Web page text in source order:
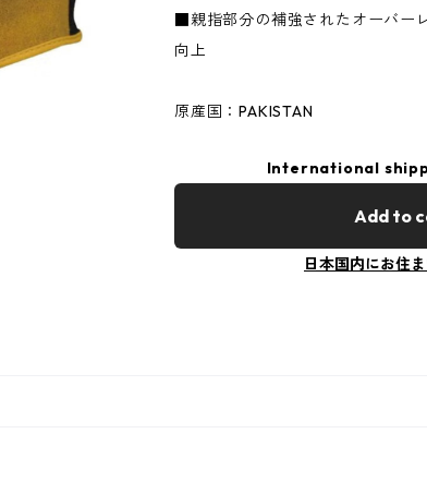
■親指部分の補強されたオーバー
向上
原産国：PAKISTAN
International
Add to
日本国内にお住